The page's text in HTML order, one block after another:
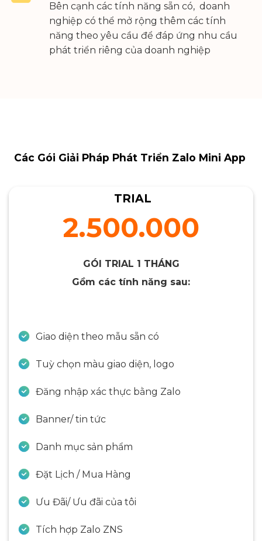
Bên cạnh các tính năng sẵn có, doanh
nghiệp có thể mở rộng thêm các tính
năng theo yêu cầu để đáp ứng nhu cầu
phát triển riêng của doanh nghiệp
Các Gói Giải Pháp Phát Triển Zalo Mini App
TRIAL
2.500.000
GÓI TRIAL 1 THÁNG
Gồm các tính năng sau:
Giao diện theo mẫu sẵn có
Tuỳ chọn màu giao diện, logo
Đăng nhập xác thực bằng Zalo
Banner/ tin tức
Danh mục sản phẩm
Đặt Lịch / Mua Hàng
Ưu Đãi/ Ưu đãi của tôi
Tích hợp Zalo ZNS